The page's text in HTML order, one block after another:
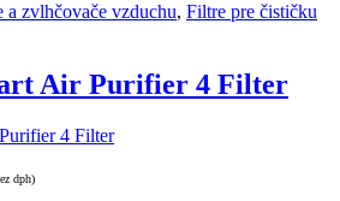
a zvlhčovače vzduchu, Filtre pre čističku
Air Purifier 4 Filter
4 Filter
dph)